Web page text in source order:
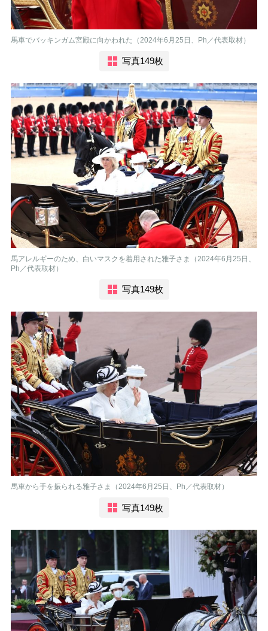
馬車でバッキンガム宮殿に向かわれた（2024年6月25日、Ph／代表取材）
写真149枚
馬アレルギーのため、白いマスクを着用された雅子さま（2024年6月25日、
Ph／代表取材）
写真149枚
馬車から手を振られる雅子さま（2024年6月25日、Ph／代表取材）
写真149枚